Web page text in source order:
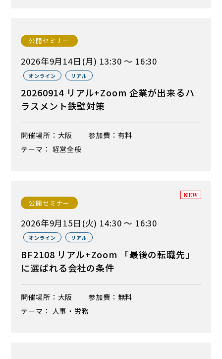
公開セミナー
2026年9月14日(月) 13:30 ～ 16:30
オンライン リアル
20260914 リアル+Zoom 企業が出来るハ
ラスメント鉄壁対策
開催場所：大阪
参加費：有料
テーマ： 経営全般
NEW
公開セミナー
2026年9月15日(火) 14:30 ～ 16:30
オンライン リアル
BF2108 リアル+Zoom 「最後の転職先」
に選ばれる会社の条件
開催場所：大阪
参加費：無料
テーマ： 人事・労務